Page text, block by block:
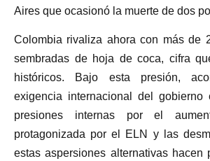
Aires que ocasionó la muerte de dos
Colombia rivaliza ahora con más de
sembradas de hoja de coca, cifra
históricos. Bajo esta presión,
exigencia internacional del gobierno
presiones internas por el
protagonizada por el ELN y las
estas aspersiones alternativas hacen